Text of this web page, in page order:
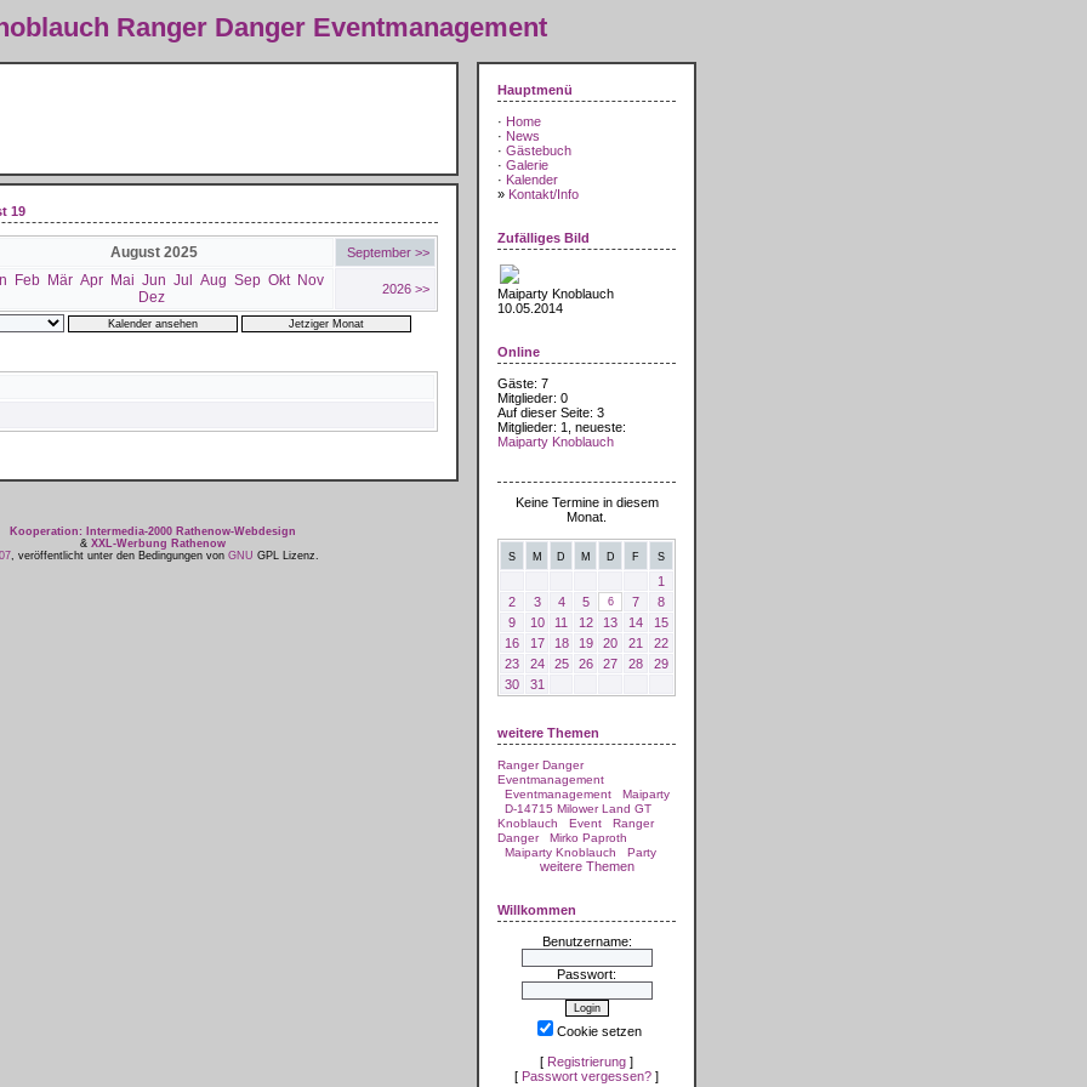
Ranger Danger Eventmanagement
Hauptmenü
· Home
· News
· Gästebuch
· Galerie
· Kalender
» Kontakt/Info
Zufälliges Bild
Maiparty Knoblauch
10.05.2014
Online
Gäste: 7
Mitglieder: 0
Auf dieser Seite: 3
Mitglieder: 1, neueste:
Maiparty Knoblauch
Keine Termine in diesem
Monat.
S M D M D F S
1
2
3 4 5 6 7
8
9
10 11 12 13 14
15
16
17 18 19 20 21
22
23
24 25 26 27 28
29
30
31
weitere Themen
Ranger Danger
Eventmanagement
Eventmanagement
Maiparty
D-14715 Milower Land GT
Knoblauch
Event
Ranger
Danger
Mirko Paproth
Maiparty Knoblauch
Party
weitere Themen
Willkommen
Benutzername:
Passwort:
Cookie setzen
[ Registrierung ]
[ Passwort vergessen? ]
19
August 2025 September >>
Feb Mär Apr Mai Jun Jul Aug Sep Okt Nov
Dez
2026 >>
Kooperation: Intermedia-2000 Rathenow-Webdesign
& XXL-Werbung Rathenow
, veröffentlicht unter den Bedingungen von GNU GPL Lizenz.